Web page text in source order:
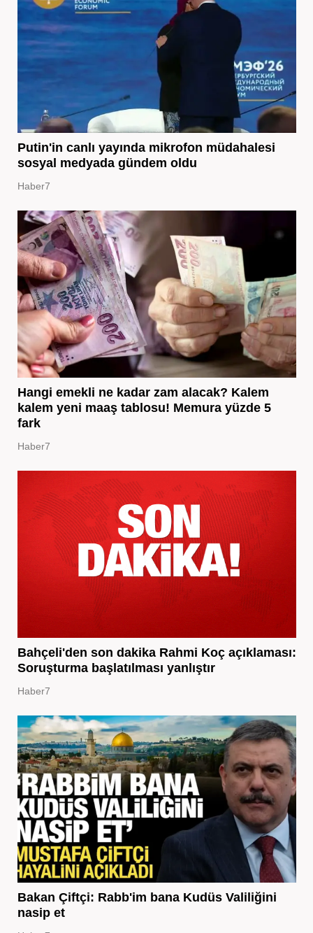
Putin'in canlı yayında mikrofon müdahalesi
sosyal medyada gündem oldu
Haber7
Hangi emekli ne kadar zam alacak? Kalem
kalem yeni maaş tablosu! Memura yüzde 5
fark
Haber7
Bahçeli'den son dakika Rahmi Koç açıklaması:
Soruşturma başlatılması yanlıştır
Haber7
Bakan Çiftçi: Rabb'im bana Kudüs Valiliğini
nasip et